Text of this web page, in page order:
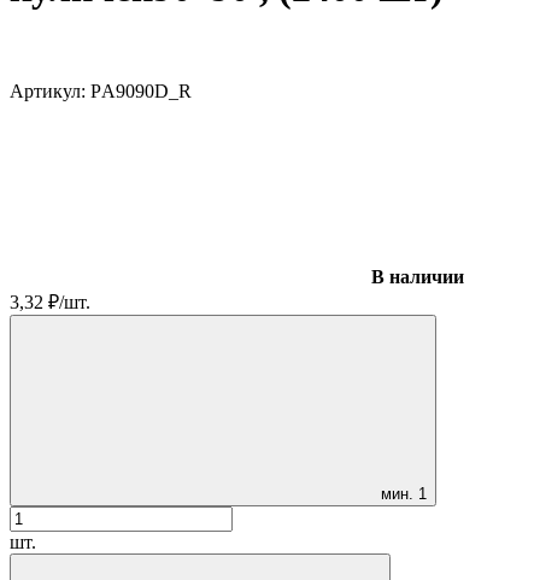
Артикул: PА9090D_R
В наличии
3,32 ₽/шт.
мин. 1
шт.